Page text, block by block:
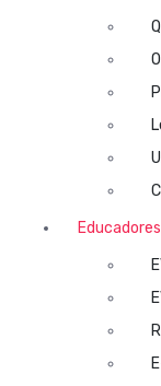
Educadores